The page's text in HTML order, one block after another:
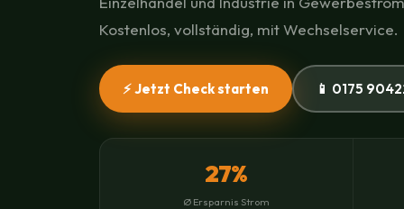
Kostenlos, vollständig, mit Wechselservice.
⚡ Jetzt Check starten 📱 0175
27%
Ø Ersparnis Strom